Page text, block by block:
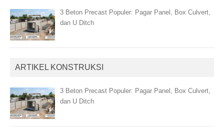
3 Beton Precast Populer: Pagar Panel, Box Culvert,
dan U Ditch
ARTIKEL KONSTRUKSI
3 Beton Precast Populer: Pagar Panel, Box Culvert,
dan U Ditch